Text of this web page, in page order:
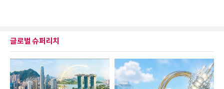
글로벌 슈퍼리치